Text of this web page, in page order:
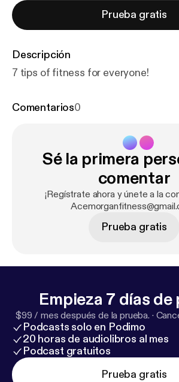
Prueba gratis
Descripción
7 tips of fitness for everyone!
Comentarios0
Sé la primera
comentar
¡Regístrate ahora y únete a la
Prueba gratis
Empieza 7 días de
$99 / mes después de la prueba. ·
Podcasts solo en Podimo
20 horas de audiolibros al mes
Podcast gratuitos
Prueba gratis